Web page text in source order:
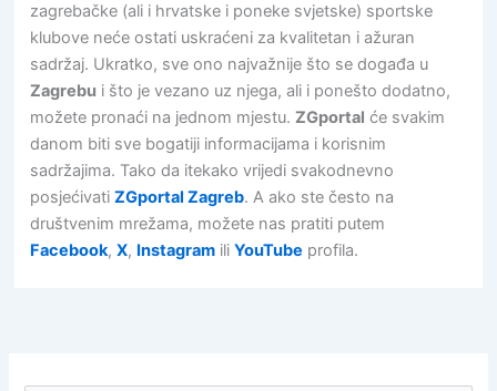
zagrebačke (ali i hrvatske i poneke svjetske) sportske
klubove neće ostati uskraćeni za kvalitetan i ažuran
sadržaj. Ukratko, sve ono najvažnije što se događa u
Zagrebu i što je vezano uz njega, ali i ponešto dodatno,
možete pronaći na jednom mjestu.ZGportal će svakim
danom biti sve bogatiji informacijama i korisnim
sadržajima. Tako da itekako vrijedi svakodnevno
posjećivatiZGportal Zagreb. A ako ste često na
društvenim mrežama, možete nas pratiti putem
Facebook,X, Instagram iliYouTube profila.